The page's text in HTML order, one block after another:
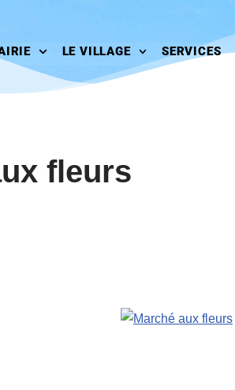
LE VILLAGE SERVICES
fleurs